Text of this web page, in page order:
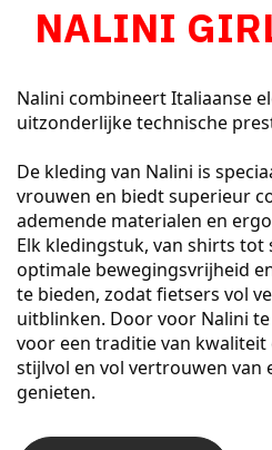
NALINI
Nalini combineert Italiaanse
uitzonderlijke technische
De kleding van Nalini is
vrouwen en biedt superieur
ademende materialen en
Elk kledingstuk, van shirts
optimale bewegingsvrijheid
te bieden, zodat fietsers vol
uitblinken. Door voor Nalini
voor een traditie van kwaliteit
stijlvol en vol vertrouwen van
genieten.